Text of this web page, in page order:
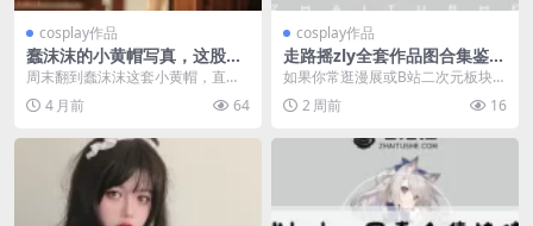
cosplay作品
蠢沫沫的小黄帽写真，这股清
新气息一定要和你分享
周末翻到蠢沫沫这套小黄帽，直接
把我钉在屏幕前。不是硬拗的可
爱，也没有过度磨皮，就...
4 月前 64
cosplay作品
走路摇zly全套作品图合集鉴
赏，COS萍萍堪称游戏脸模本
如果你常逛漫展或B站二次元板块，
大概率刷到过一位走路自带晃悠滤
镜的COSer——...
2 周前 16